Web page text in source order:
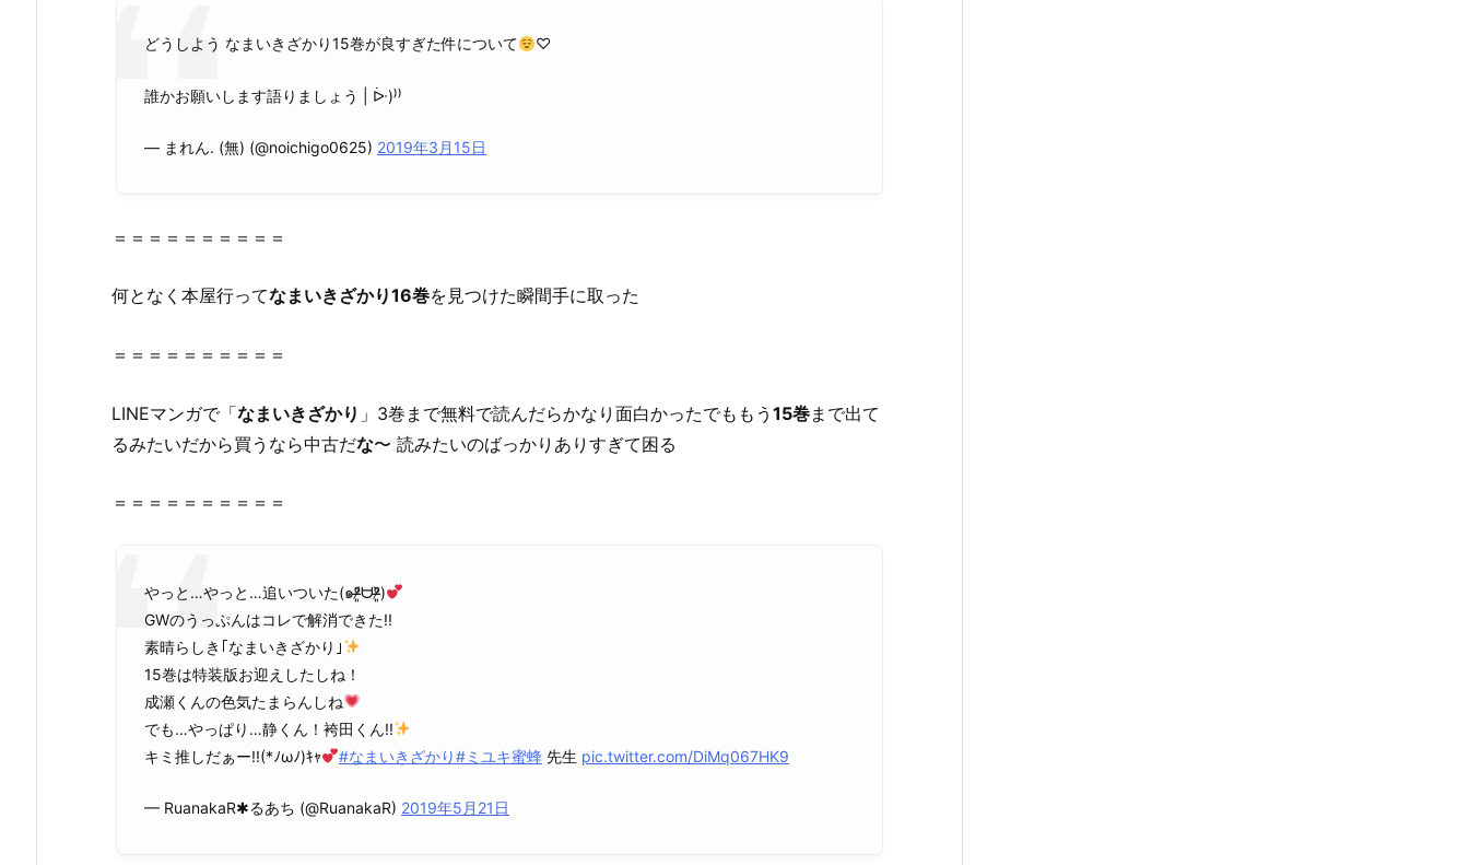
i
r
r
全
ペ
の？
2.
どうしよう なまいきざかり15巻が良すぎた件について ♡
誰かお願いします語りましょう | ᐕ)⁾⁾
— まれん. (無) (@noichigo0625) 2019年3月15日
＝＝＝＝＝＝＝＝＝＝
何となく本屋行ってなまいき ざかり16巻を見つけた瞬間手に取った
＝＝＝＝＝＝＝＝＝＝
LINEマンガで「なま いき ざかり 」3巻まで無料で読んだらかなり面白かったでももう 15巻まで出て
るみたいだから買うなら中古だな〜 読みたいのばっかりありすぎて困る
＝＝＝＝＝＝＝＝＝＝
やっと…やっと…追いついた(๑ᵒ̴̶̷͈᷄ᗨᵒ̴̶̷͈᷅)
GWのうっぷんはコレで解消できた!!
素晴らしき｢なまいきざかり｣
15巻は特装版お迎えしたしね！
成瀬くんの色気たまらんしね
でも…やっぱり…静くん！袴田くん!!
キミ推しだぁー!!(*ﾉωﾉ)ｷｬ
#なまいきざかり#ミユキ蜜蜂先生 pic.twitter.com/DiMq067HK9
— RuanakaR✱るあち (@RuanakaR) 2019年5月21日